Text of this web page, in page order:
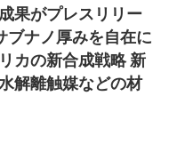
果がプレスリリー
ブナノ厚みを自在に
カの新合成戦略 新
解離触媒などの材